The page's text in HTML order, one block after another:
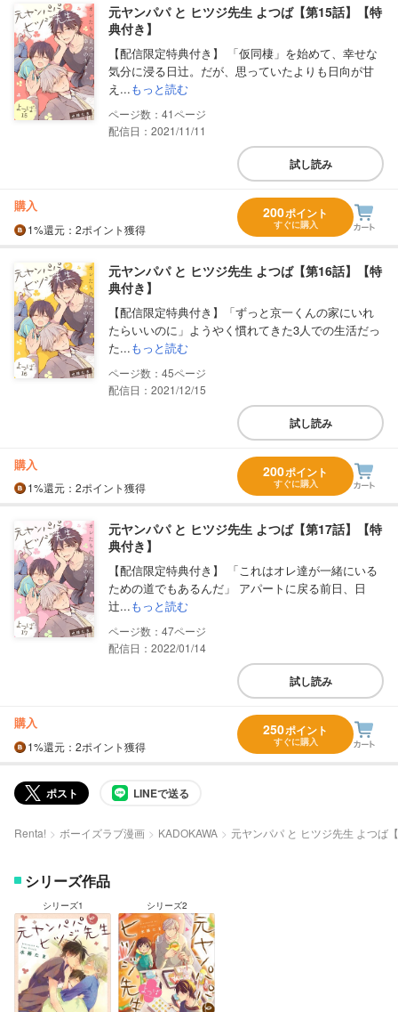
元ヤンパパ と ヒツジ先生 よつば【第15話】【特
典付き】
【配信限定特典付き】 「仮同棲」を始めて、幸せな
気分に浸る日辻。だが、思っていたよりも日向が甘
え...もっと読む
41
配信日：2021/11/11
試し読み
購入
1%還元 ：2ポイント獲得
200ポイント
すぐに購入
元ヤンパパ と ヒツジ先生 よつば【第16話】【特
典付き】
【配信限定特典付き】「ずっと京一くんの家にいれ
たらいいのに」ようやく慣れてきた3人での生活だっ
た...もっと読む
45
配信日：2021/12/15
試し読み
購入
1%還元 ：2ポイント獲得
200ポイント
すぐに購入
元ヤンパパ と ヒツジ先生 よつば【第17話】【特
典付き】
【配信限定特典付き】 「これはオレ達が一緒にいる
ための道でもあるんだ」 アパートに戻る前日、日
辻...もっと読む
47
配信日：2022/01/14
試し読み
購入
1%還元 ：2ポイント獲得
250ポイント
すぐに購入
ポスト LINEで送る
Renta! ボーイズラブ漫画 KADOKAWA 元ヤンパパ と ヒツジ先生 よつば
シリーズ作品
シリーズ1 シリーズ2